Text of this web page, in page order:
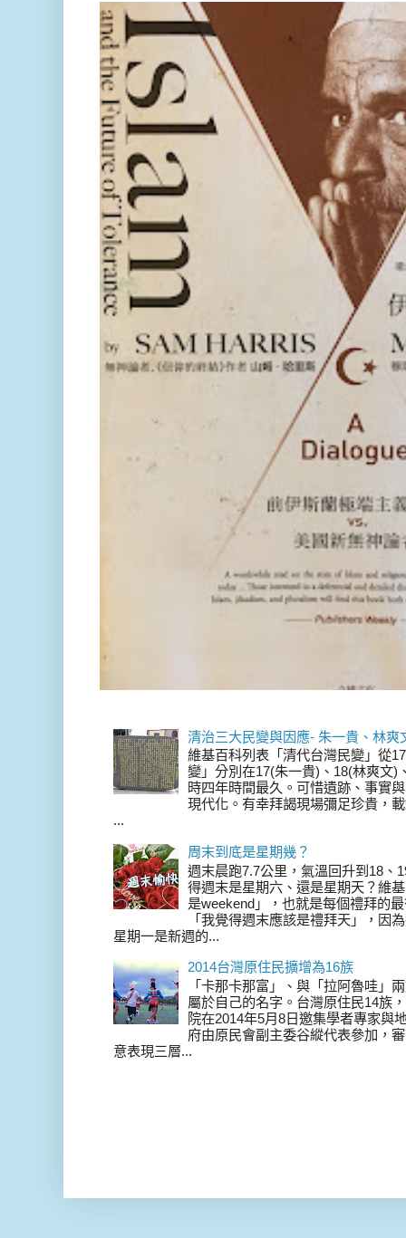
清治三大民變與因應- 朱一貴、林爽
維基百科列表「清代台灣民變」從
變」分別在17(朱一貴)、18(林爽文)
時四年時間最久。可惜遺跡、事實
現代化。有幸拜謁現場彌足珍貴，
...
周末到底是星期幾？
週末晨跑7.7公里，氣溫回升到18、
得週末是星期六、還是星期天？維
是weekend」，也就是每個禮拜的
「我覺得週末應該是禮拜天」，因
星期一是新週的...
2014台灣原住民擴增為16族
「卡那卡那富」、與「拉阿魯哇」
屬於自己的名字。台灣原住民14族
院在2014年5月8日邀集學者專家與
府由原民會副主委谷縱代表參加，
意表現三層...